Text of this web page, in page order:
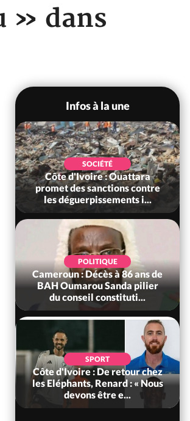
» dans
Infos à la une
SOCIÉTÉ
Côte d'Ivoire : Ouattara
promet des sanctions contre
les déguerpissements i...
POLITIQUE
Cameroun : Décès à 86 ans de
BAH Oumarou Sanda pilier
du conseil constituti...
SPORT
Côte d'Ivoire : De retour chez
les Eléphants, Renard : « Nous
devons être e...